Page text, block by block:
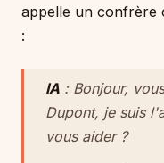
appelle un confrère
:
IA : Bonjour,
Dupont, je suis
vous aider ?